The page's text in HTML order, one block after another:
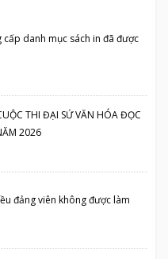
cấp danh mục sách in đã được
THI ĐẠI SỨ VĂN HÓA ĐỌC
2026
đảng viên không được làm